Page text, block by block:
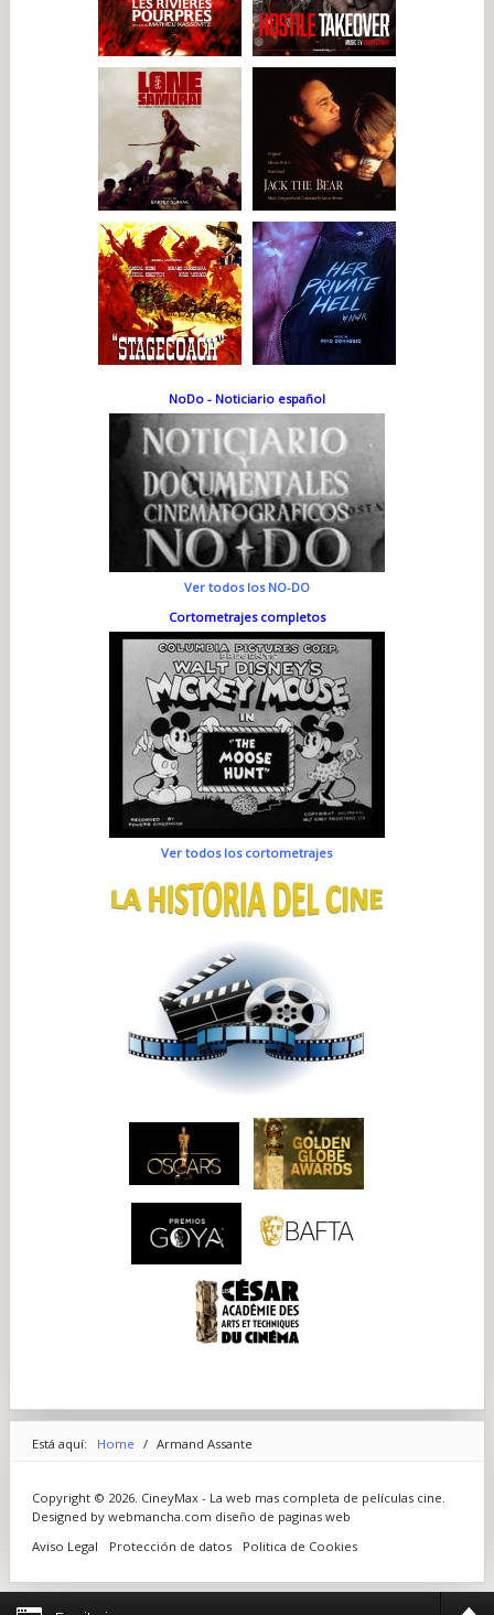
NoDo - Noticiario español
Ver todos los NO-DO
Cortometrajes completos
Ver todos los cortometrajes
Está aquí: Home / Armand Assante
Copyright © 2026. CineyMax - La web mas completa de películas cine.
Designed by webmancha.com diseño de paginas web
Aviso Legal
Protección de datos Politica de Cookies